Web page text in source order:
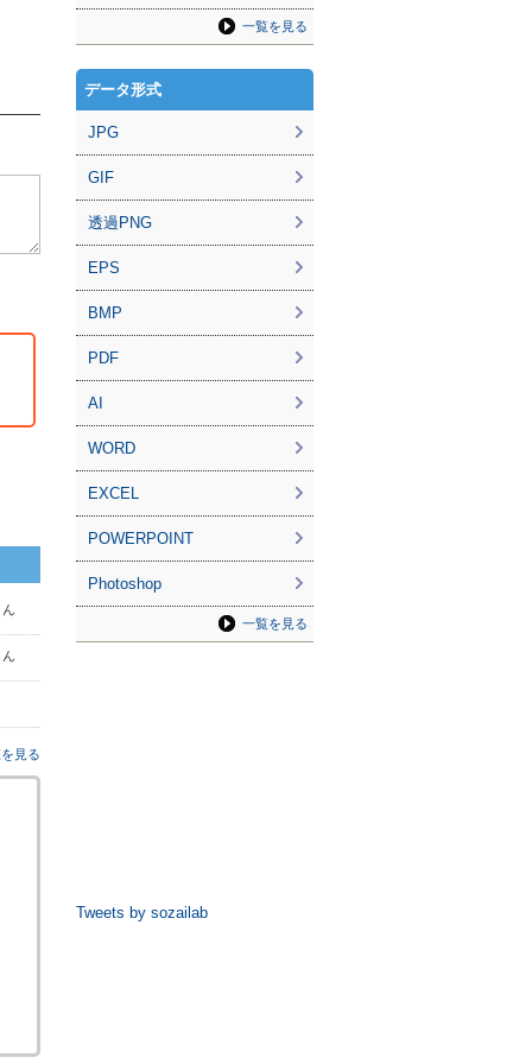
見る
一覧を見る
データ形式
JPG
GIF
透過PNG
EPS
BMP
PDF
AI
WORD
EXCEL
POWERPOINT
Photoshop
一覧を見る
Tweets by sozailab